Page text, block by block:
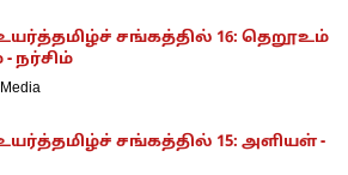
சங்கத்தில் 16: தெறூஉம்
நர்சிம்
சங்கத்தில் 15: அளியள் -